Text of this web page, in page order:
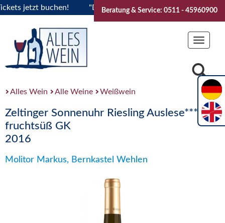
jetzt buchen! "Das Sommerfest 2026" Vive la
Beratung & Service: 0511 - 45960900
Toggle
Alles Wein Alle Weine Weißwein
Zeltinger Sonnenuhr Riesling Auslese***
fruchtsüß GK
2016
Molitor Markus, Bernkastel Wehlen